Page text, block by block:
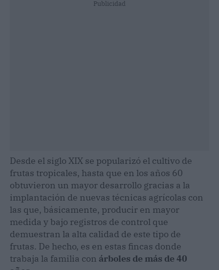
Publicidad
Desde el siglo XIX se popularizó el cultivo de
frutas tropicales, hasta que en los años 60
obtuvieron un mayor desarrollo gracias a la
implantación de nuevas técnicas agrícolas con
las que, básicamente, producir en mayor
medida y bajo registros de control que
demuestran la alta calidad de este tipo de
frutas. De hecho, es en estas fincas donde
trabaja la familia con árboles de más de 40